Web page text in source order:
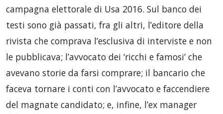
campagna elettorale di Usa 2016. Sul banco dei
testi sono già passati, fra gli altri, l’editore della
rivista che comprava l’esclusiva di interviste e non
le pubblicava; l’avvocato dei ‘ricchi e famosi’ che
avevano storie da farsi comprare; il bancario che
faceva tornare i conti con l’avvocato e faccendiere
del magnate candidato; e, infine, l’ex manager